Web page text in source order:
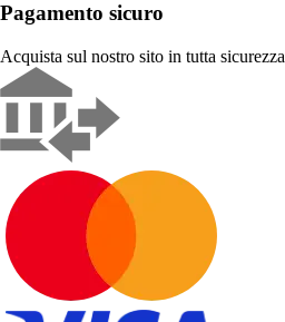
Pagamento sicuro
Acquista sul nostro sito in tutta sicurezza